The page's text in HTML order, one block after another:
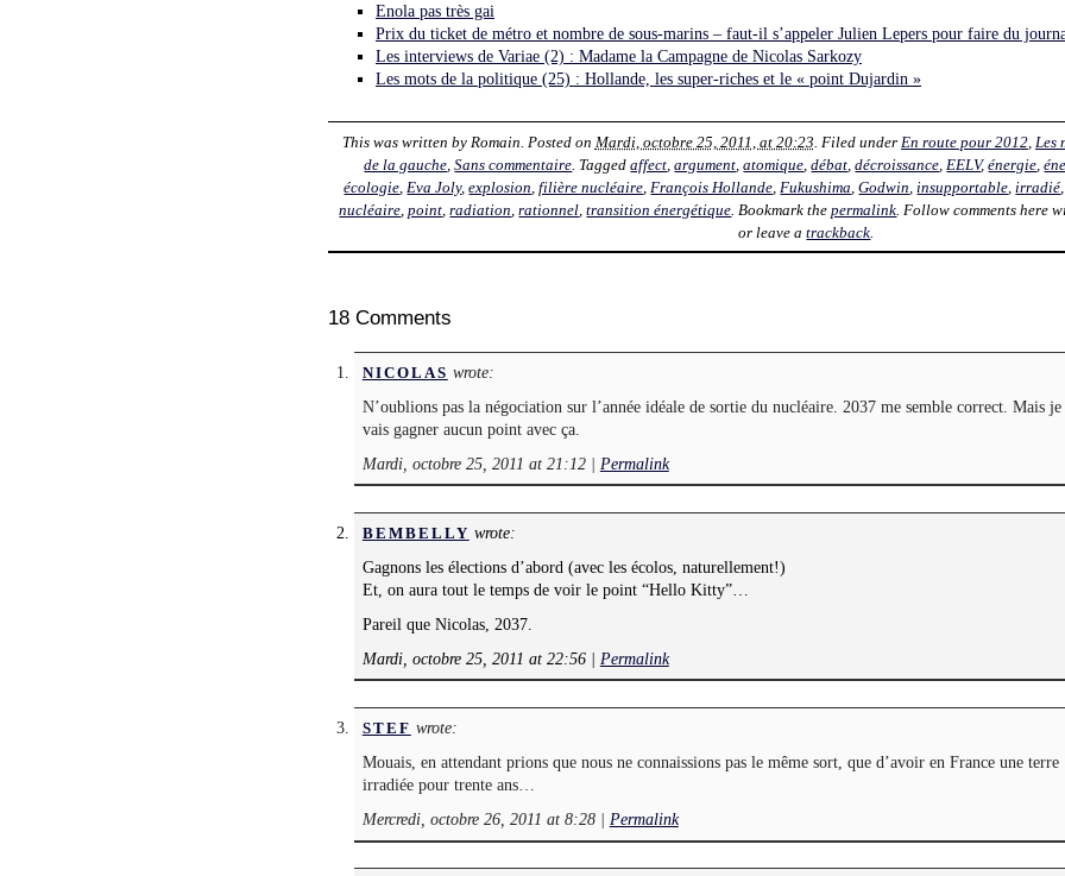
Enola pas très gai
Prix du ticket de métro et nombre de sous-marins – faut-il s’appeler Julien Lepers pour faire du
Les interviews de Variae (2) : Madame la Campagne de Nicolas Sarkozy
Les mots de la politique (25) : Hollande, les super-riches et le « point Dujardin »
This was written by Romain . Posted on Mardi, octobre 25, 2011, at 20:23 . Filed under En route pour 2012, Les
de la gauche ,Sans commentaire . Taggedaffect ,argument ,atomique ,débat ,décroissance EELV,énergie ,
écologie Eva Joly,explosion ,filière nucléaire François Hollande Fukushima ,Godwin insupportable irradié
nucléaire ,point ,radiation ,rationnel ,transition énergétique . Bookmark thepermalink . Follow comments here
or leave atrackback
18 Comments
NICOLAS wrote:
N’oublions pas la négociation sur l’année idéale de sortie du nucléaire. 2037 me semble correct. Mais je
vais gagner aucun point avec ça.
Mardi, octobre 25, 2011 at 21:12 | Permalink
BEMBELLY wrote:
Gagnons les élections d’abord (avec les écolos, naturellement!)
Et, on aura tout le temps de voir le point “Hello Kitty”…
Pareil que Nicolas, 2037.
Mardi, octobre 25, 2011 at 22:56 | Permalink
STEF wrote:
Mouais, en attendant prions que nous ne connaissions pas le même sort, que d’avoir en France une terre
irradiée pour trente ans…
Mercredi, octobre 26, 2011 at 8:28 | Permalink